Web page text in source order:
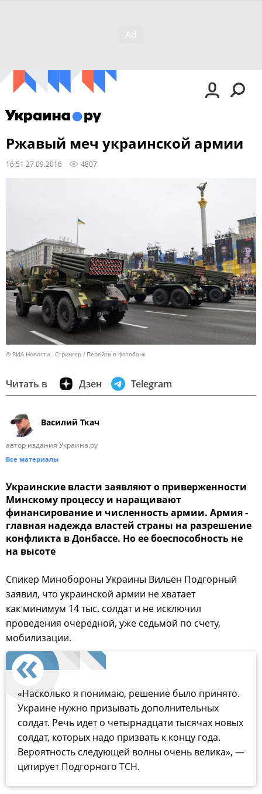
Ржавый меч украинской армии
16:51 27.09.2016 4807
© РИА Новости . Стрингер Перейти в фотобанк
Читать в Дзен Telegram
Василий Ткач
автор издания Украина.ру
Все материалы
Украинские власти заявляют о приверженности
Минскому процессу и наращивают
финансирование и численность армии. Армия -
главная надежда властей страны на разрешение
конфликта в Донбассе. Но ее боеспособность не
на высоте
Cпикер Минобороны Украины Вильен Подгорный
заявил, что украинской армии не хватает
как минимум 14 тыс. солдат и не исключил
проведения очередной, уже седьмой по счету,
мобилизации.
«Насколько я понимаю, решение было принято.
Украине нужно призывать дополнительных
солдат. Речь идет о четырнадцати тысячах новых
солдат, которых надо призвать к концу года.
Вероятность следующей волны очень велика», —
цитирует Подгорного ТСН.